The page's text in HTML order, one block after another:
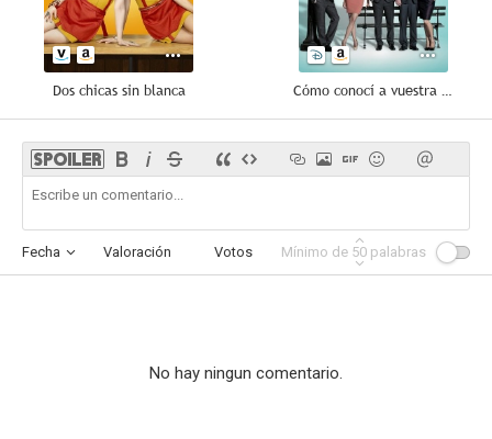
Dos chicas sin blanca Cómo conocí a vuestra madre
Fecha Valoración Votos Afinidad
Mínimo de 50 palabras
No hay ningun comentario.